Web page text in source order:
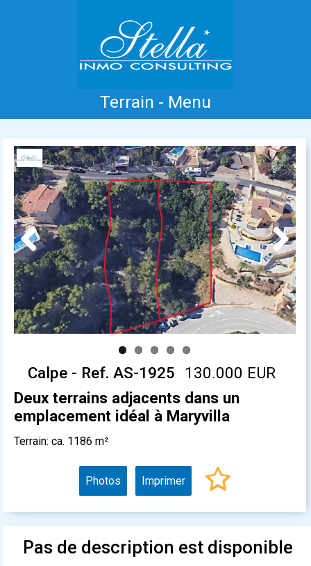
Terrain - Menu
Accueil Costa Blanca Vente Location
Nouvelle Construction Information
Références Contact
Previous Next
Calpe - Ref. AS-1925
130.000 EUR
Deux terrains adjacents dans un
emplacement idéal à Maryvilla
Terrain: ca. 1186 m²
Photos Imprimer
Pas de description est disponible